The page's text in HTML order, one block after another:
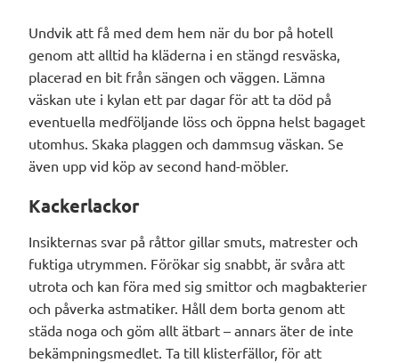
Undvik att få med dem hem när du bor på hotell
genom att alltid ha kläderna i en stängd resväska,
placerad en bit från sängen och väggen. Lämna
väskan ute i kylan ett par dagar för att ta död på
eventuella medföljande löss och öppna helst bagaget
utomhus. Skaka plaggen och dammsug väskan. Se
även upp vid köp av second hand-möbler.
Kackerlackor
Insikternas svar på råttor gillar smuts, matrester och
fuktiga utrymmen. Förökar sig snabbt, är svåra att
utrota och kan föra med sig smittor och magbakterier
och påverka astmatiker. Håll dem borta genom att
städa noga och göm allt ätbart – annars äter de inte
bekämpningsmedlet. Ta till klisterfällor, för att